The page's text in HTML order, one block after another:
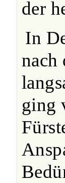
der
In
nach
ging